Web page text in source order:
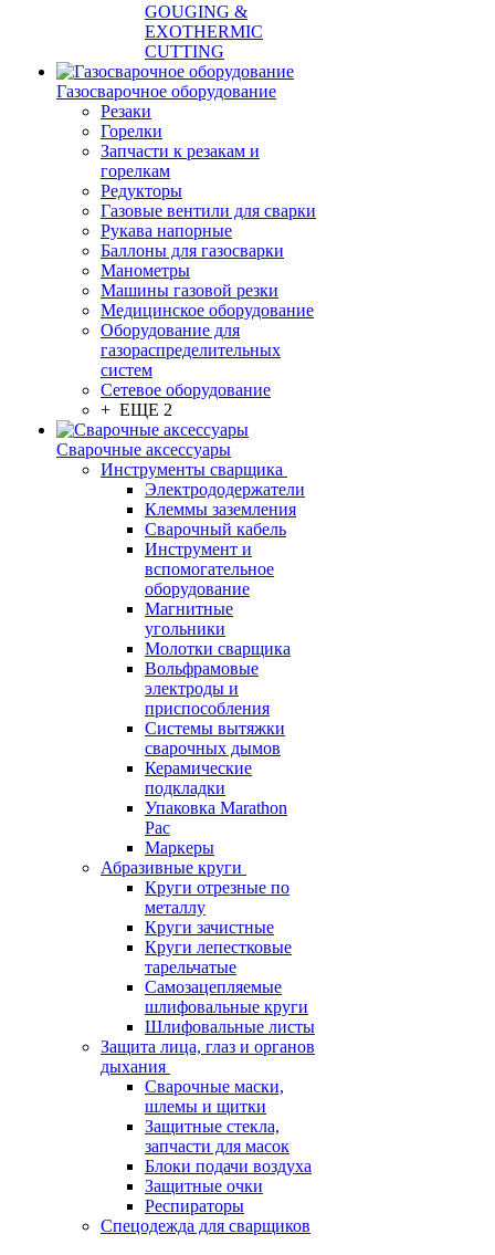
GOUGING &
EXOTHERMIC
CUTTING
Газосварочное оборудование
Резаки
Горелки
Запчасти к резакам и
горелкам
Редукторы
Газовые вентили для сварки
Рукава напорные
Баллоны для газосварки
Манометры
Машины газовой резки
Медицинское оборудование
Оборудование для
газораспределительных
систем
Сетевое оборудование
+ ЕЩЕ 2
Сварочные аксессуары
Инструменты сварщика
Электрододержатели
Клеммы заземления
Сварочный кабель
Инструмент и
вспомогательное
оборудование
Магнитные
угольники
Молотки сварщика
Вольфрамовые
электроды и
приспособления
Системы вытяжки
сварочных дымов
Керамические
подкладки
Упаковка Marathon
Pac
Маркеры
Абразивные круги
Круги отрезные по
металлу
Круги зачистные
Круги лепестковые
тарельчатые
Самозацепляемые
шлифовальные круги
Шлифовальные листы
Защита лица, глаз и органов
дыхания
Сварочные маски,
шлемы и щитки
Защитные стекла,
запчасти для масок
Блоки подачи воздуха
Защитные очки
Респираторы
Спецодежда для сварщиков